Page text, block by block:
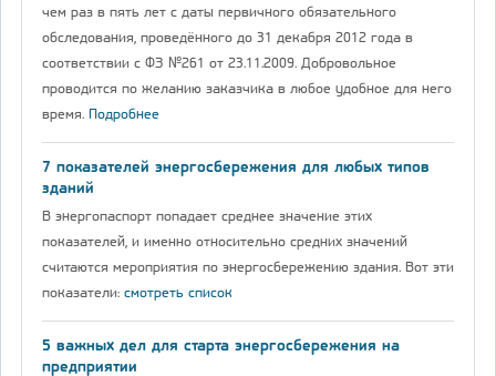
чем раз в пять лет с даты первичного обязательного
обследования, проведённого до 31 декабря 2012 года в
соответствии с ФЗ №261 от 23.11.2009. Добровольное
проводится по желанию заказчика в любое удобное для него
время. Подробнее
7 показателей энергосбережения для любых типов
зданий
В энергопаспорт попадает среднее значение этих
показателей, и именно относительно средних значений
считаются мероприятия по энергосбережению здания. Вот эти
показатели: смотреть список
5 важных дел для старта энергосбережения на
предприятии